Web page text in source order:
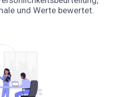
und Werte bewertet.